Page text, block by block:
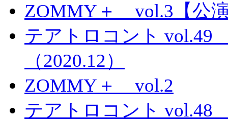
ZOMMY＋ vol.3【公
テアトロコント
（2020.12）
ZOMMY＋ vol.2
テアトロコント